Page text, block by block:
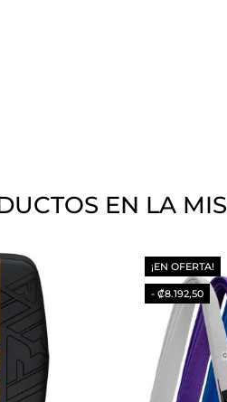
EN LA
¡EN OFERTA!
- ₡8.192,50